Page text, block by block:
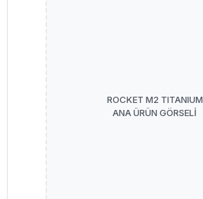
ROCKET M2 TITANIUM
ANA ÜRÜN GÖRSELİ